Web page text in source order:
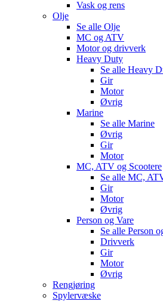
Vask og rens
Olje
Se alle Olje
MC og ATV
Motor og drivverk
Heavy Duty
Se alle Heavy
Gir
Motor
Øvrig
Marine
Se alle Marine
Øvrig
Gir
Motor
MC, ATV og Scootere
Se alle MC,
Gir
Motor
Øvrig
Person og Vare
Se alle Person
Drivverk
Gir
Motor
Øvrig
Rengjøring
Spylervæske